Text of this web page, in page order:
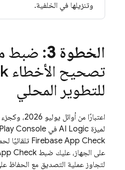
وتنزيلها في الخلفية.
الخطوة 3
: ضبط
تصحيح الأخطاء
للتطوير المحلي
اعتبارًا من
لميزة AI Logic في Play Console، سيتم فرض استخدام
Firebase App Check تلقائيًا
على الجهاز، عليك ضبط Check
لتجاوز عملية التصديق مع الحفاظ